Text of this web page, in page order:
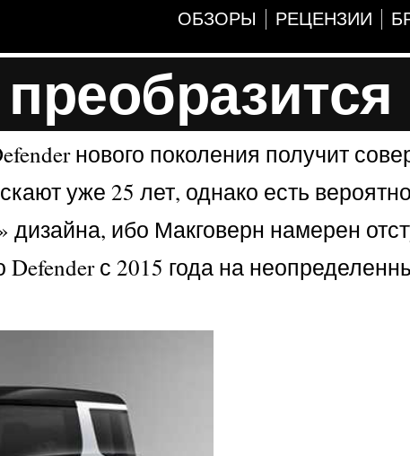
ОБЗОРЫ РЕЦЕНЗИИ
нового поколения получит
уже 25 лет, однако есть
ибо Макговерн намерен
с 2015 года на